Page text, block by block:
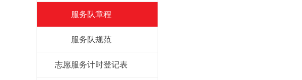
服务队章程
服务队规范
志愿服务计时登记表